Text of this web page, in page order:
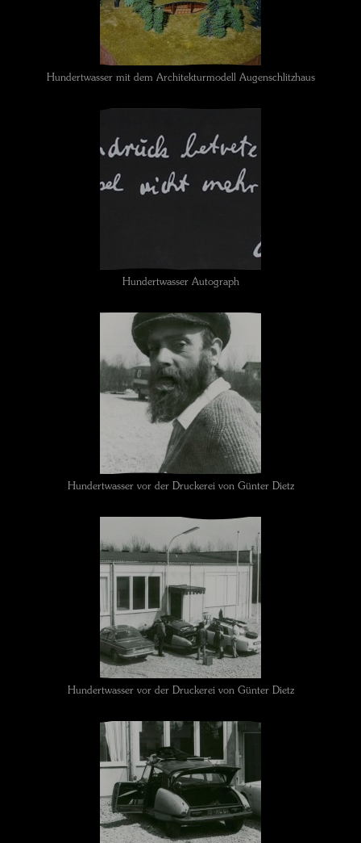
Hundertwasser mit dem Architekturmodell Augenschlitzhaus
Hundertwasser Autograph
Hundertwasser vor der Druckerei von Günter Dietz
Hundertwasser vor der Druckerei von Günter Dietz